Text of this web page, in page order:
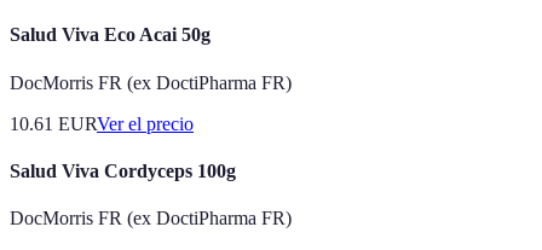
Salud Viva Eco Acai 50g
DocMorris FR (ex DoctiPharma FR)
10.61 EURVer el precio
Salud Viva Cordyceps 100g
DocMorris FR (ex DoctiPharma FR)